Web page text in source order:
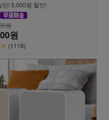
! 5,000원 할인!
원
원
(1118)